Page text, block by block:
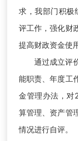
求，我部门积极
评工作，强化财
提高财政资金使
通过成立评
能职责、年度工
金管理办法，对
算管理、资产管
情况进行自评。